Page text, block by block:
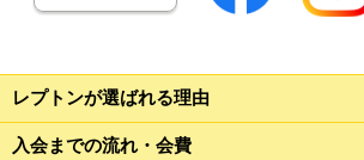
レプトンが選ばれる理由
入会までの流れ・会費